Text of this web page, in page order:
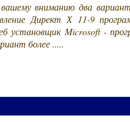
вниманию два
Директ Х 11-9
Microsoft -
более .....